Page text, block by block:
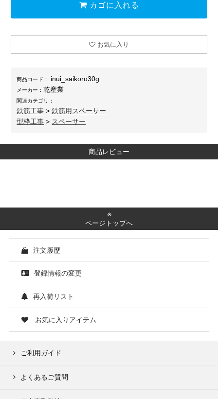
カゴに入れる
お気に入り
商品コード： inui_saikoro30g
メーカー：乾産業
関連カテゴリ：
鉄筋工事 >鉄筋用スペーサー
型枠工事 > スペーサー
商品レビュー
ページトップへ
注文履歴
登録情報の変更
再入荷リスト
お気に入りアイテム
ご利用ガイド
よくあるご質問